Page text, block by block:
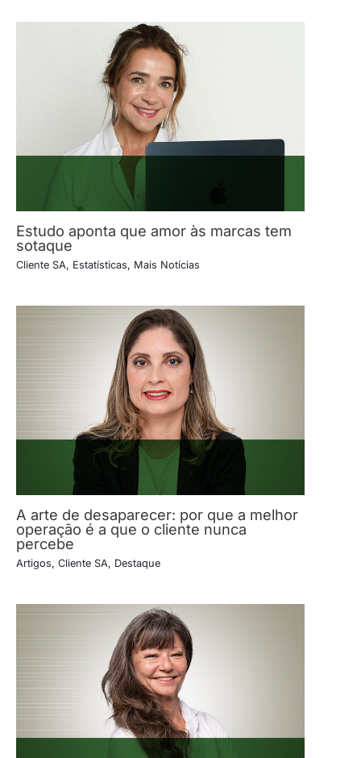
Estudo aponta que amor às marcas tem
sotaque
Cliente SA, Estatísticas, Mais Notícias
A arte de desaparecer: por que a melhor
operação é a que o cliente nunca
percebe
Artigos, Cliente SA, Destaque